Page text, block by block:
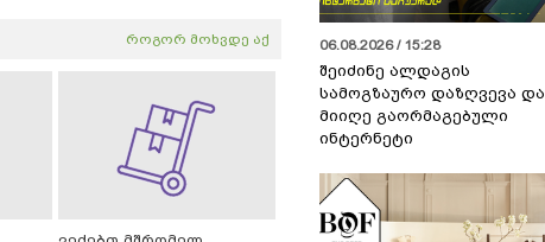
როგორ მოხვდე აქ 06.08.2026 / 15:28
შეიძინე ალდაგის
სამოგზაურო დაზღვევა და
მიიღე გაორმაგებული
ინტერნეტი